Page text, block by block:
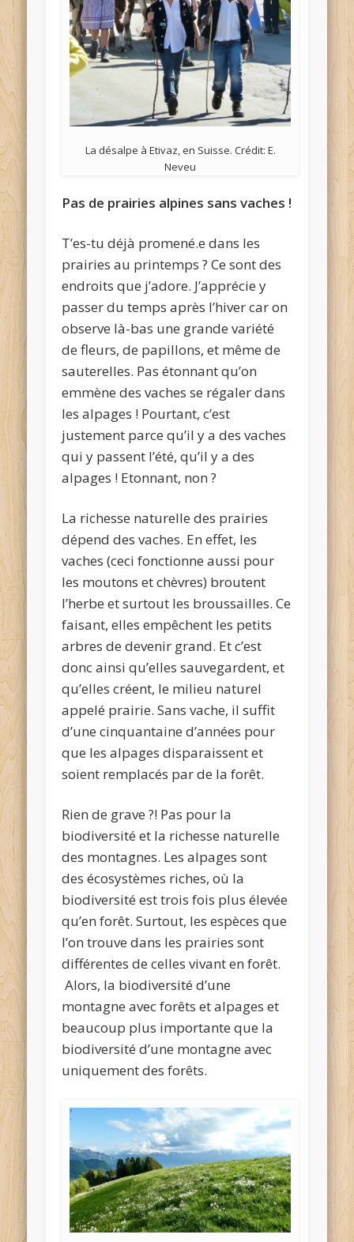
La désalpe à Etivaz, en Suisse. Crédit: E.
Neveu
Pas de prairies alpines sans vaches !
T’es-tu déjà promené.e dans les
prairies au printemps ? Ce sont des
endroits que j’adore. J’apprécie y
passer du temps après l’hiver car on
observe là-bas une grande variété
de fleurs, de papillons, et même de
sauterelles. Pas étonnant qu’on
emmène des vaches se régaler dans
les alpages ! Pourtant, c’est
justement parce qu’il y a des vaches
qui y passent l’été, qu’il y a des
alpages ! Etonnant, non ?
La richesse naturelle des prairies
dépend des vaches. En effet, les
vaches (ceci fonctionne aussi pour
les moutons et chèvres) broutent
l’herbe et surtout les broussailles. Ce
faisant, elles empêchent les petits
arbres de devenir grand. Et c’est
donc ainsi qu’elles sauvegardent, et
qu’elles créent, le milieu naturel
appelé prairie. Sans vache, il suffit
d’une cinquantaine d’années pour
que les alpages disparaissent et
soient remplacés par de la forêt.
Rien de grave ?! Pas pour la
biodiversité et la richesse naturelle
des montagnes. Les alpages sont
des écosystèmes riches, où la
biodiversité est trois fois plus élevée
qu’en forêt. Surtout, les espèces que
l’on trouve dans les prairies sont
différentes de celles vivant en forêt.
Alors, la biodiversité d’une
montagne avec forêts et alpages et
beaucoup plus importante que la
biodiversité d’une montagne avec
uniquement des forêts.